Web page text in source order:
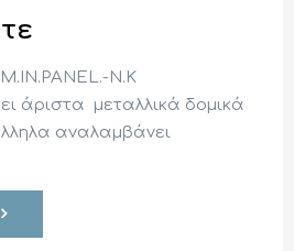
Ν.Κ
άριστα μεταλλικά δομικά
αναλαμβάνει